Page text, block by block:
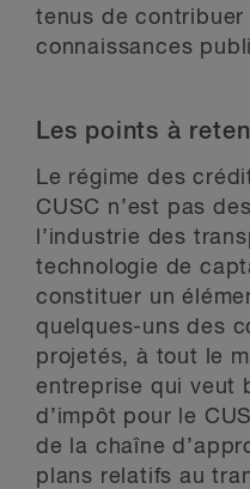
tenus de contribuer
connaissances
Les points à
Le régime des
CUSC n’est pas
l’industrie des
technologie de
constituer un
quelques-uns des
projetés, à tout le
entreprise qui veut
d’impôt pour le
de la chaîne
plans relatifs au